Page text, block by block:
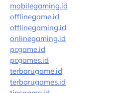
mobilegaming.id
offlinegame.id
offlinegaming.id
onlinegaming.id
pcgame.id
pcgames.id
terbarugame.id
terbarugames.id